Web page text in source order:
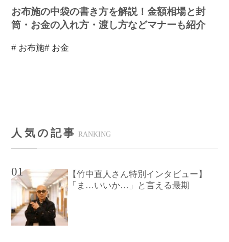
お布施の中袋の書き方を解説！金額相場と封
筒・お金の入れ方・渡し方などマナーも紹介
# お布施# お金
人気の記事 RANKING
01
【竹中直人さん特別インタビュー】
「ま…いいか…」と言える最期